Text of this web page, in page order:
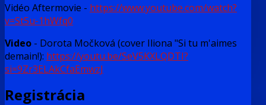
Vidéo Aftermovie - https://www.youtube.com/watch?
v=St5u-1hWfq0
Video - Dorota Močková (cover Iliona "Si tu m'aimes
demain!): https://youtu.be/SeV5KXLQDTI?
si=9Zr3ELAkCfaEmwzJ
Registrácia